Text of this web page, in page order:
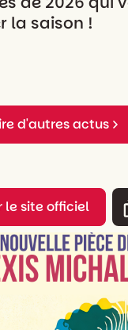
la saison !
d'autres actus
le site officiel